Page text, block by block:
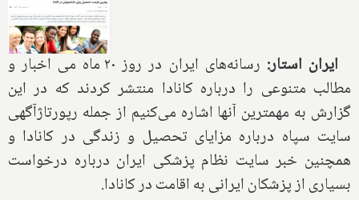
ایران استار:
رسانه‌های ایران در روز ۲۰ ماه می اخبار و
مطالب متنوعی را درباره کانادا منتشر کردند که در این
گزارش به مهمترین آنها اشاره می‌کنیم از جمله رپورتاژآگهی
سایت سپاه درباره مزایای تحصیل و زندگی در کانادا و
همچنین خبر سایت نظام پزشکی ایران درباره درخواست
بسیاری از پزشکان ایرانی به اقامت در کانادا.